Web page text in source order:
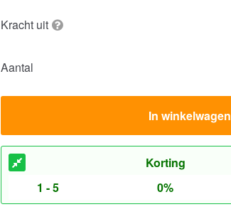
Kracht uit
Aantal
In winkelwagen
Korting
1 - 5
0%